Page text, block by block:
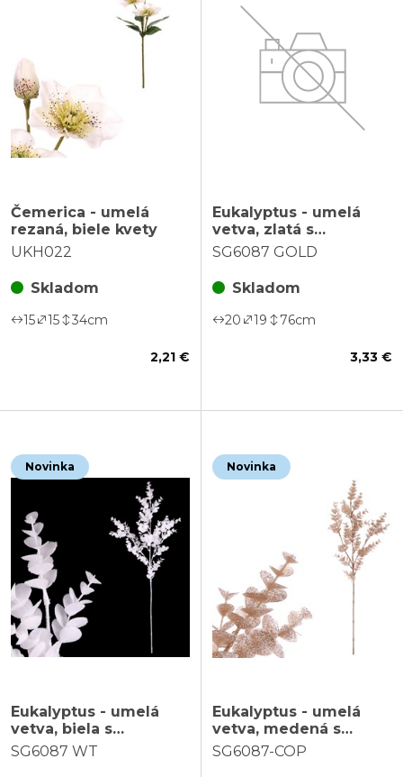
Čemerica - umelá
rezaná, biele kvety
UKH022
Skladom
15 15 34cm
2,21 €
Eukalyptus - umelá
vetva, zlatá s
trblietkami
SG6087 GOLD
Skladom
20 19 76cm
3,33 €
Novinka
Eukalyptus - umelá
vetva, biela s
trblietkami
SG6087 WT
Novinka
Eukalyptus - umelá
vetva, medená s
trblietkami
SG6087-COP